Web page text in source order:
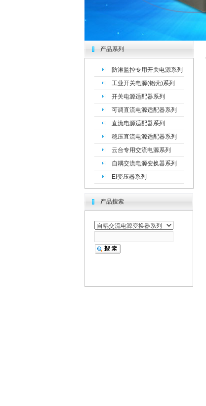
产品系列
防淋监控专用开关电源系列
工业开关电源(铝壳)系列
开关电源适配器系列
可调直流电源适配器系列
直流电源适配器系列
稳压直流电源适配器系列
云台专用交流电源系列
自耦交流电源变换器系列
EI变压器系列
产品搜索